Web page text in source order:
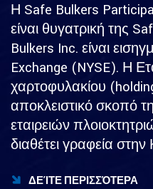
Η Safe Bulkers
είναι θυγατρική της
Bulkers Inc. είναι
Exchange (NYSE). Η
χαρτοφυλακίου
αποκλειστικό σκοπό
εταιρειών
διαθέτει γραφεία
ΔΕΊΤΕ ΠΕΡΙΣΣΌΤΕΡΑ